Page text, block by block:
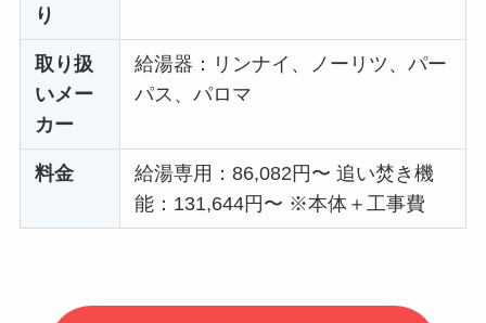
り
取り扱
いメー
カー
給湯器：リンナイ、ノーリツ、パー
パス、パロマ
料金
給湯専用：86,082円〜 追い焚き機
能：131,644円〜 ※本体＋工事費